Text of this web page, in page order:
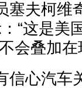
塞夫柯维
“这是美
会叠加
信心汽车